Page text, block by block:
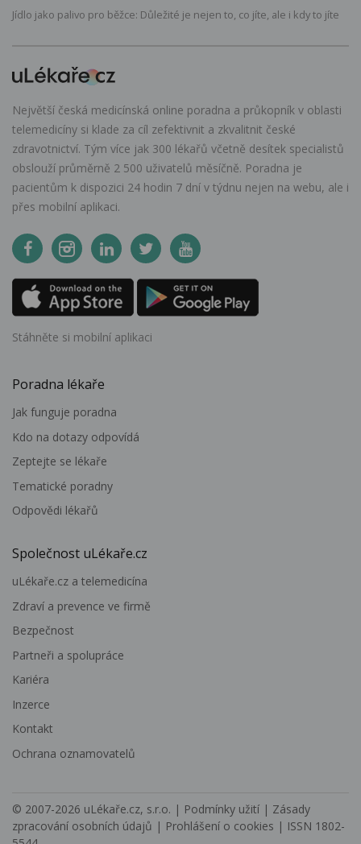
Jídlo jako palivo pro běžce: Důležité je nejen to, co jíte, ale i kdy to jíte
Největší česká medicínská online poradna a průkopník v oblasti
telemedicíny si klade za cíl zefektivnit a zkvalitnit české
zdravotnictví. Tým více jak 300 lékařů včetně desítek specialistů
obslouží průměrně 2 500 uživatelů měsíčně. Poradna je
pacientům k dispozici 24 hodin 7 dní v týdnu nejen na webu, ale i
přes mobilní aplikaci.
Stáhněte si mobilní aplikaci
Poradna lékaře
Jak funguje poradna
Kdo na dotazy odpovídá
Zeptejte se lékaře
Tematické poradny
Odpovědi lékařů
Společnost uLékaře.cz
uLékaře.cz a telemedicína
Zdraví a prevence ve firmě
Bezpečnost
Partneři a spolupráce
Kariéra
Inzerce
Kontakt
Ochrana oznamovatelů
© 2007-2026 uLékaře.cz, s.r.o. | Podmínky užití | Zásady
zpracování osobních údajů | Prohlášení o cookies | ISSN 1802-